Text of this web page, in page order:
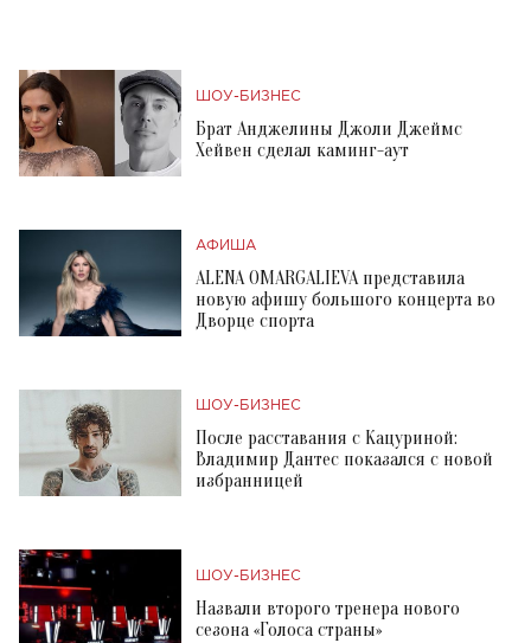
ШОУ-БИЗНЕС
Брат Анджелины Джоли Джеймс
Хейвен сделал каминг-аут
АФИША
ALENA OMARGALIEVA представила
новую афишу большого концерта во
Дворце спорта
ШОУ-БИЗНЕС
После расставания с Кацуриной:
Владимир Дантес показался с новой
избранницей
ШОУ-БИЗНЕС
Назвали второго тренера нового
сезона «Голоса страны»